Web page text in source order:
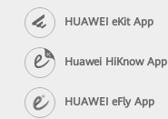
HUAWEI eKit App
Huawei HiKnow App
HUAWEI eFly App